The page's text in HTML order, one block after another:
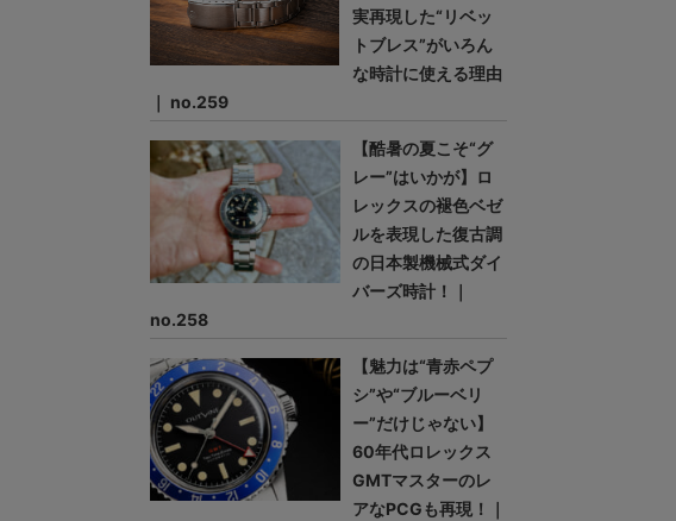
実再現した“リベッ
トブレス”がいろん
な時計に使える理由
｜ no.259
【酷暑の夏こそ“グ
レー”はいかが】ロ
レックスの褪色ベゼ
ルを表現した復古調
の日本製機械式ダイ
バーズ時計！｜
no.258
【魅力は“青赤ペプ
シ”や“ブルーベリ
ー”だけじゃない】
60年代ロレックス
GMTマスターのレ
アなPCGも再現！｜